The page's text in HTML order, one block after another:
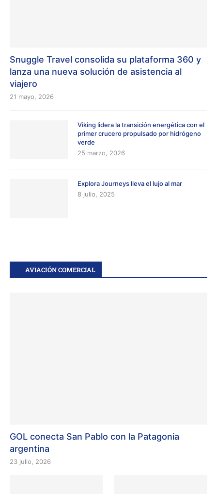
Snuggle Travel consolida su plataforma 360 y
lanza una nueva solución de asistencia al
viajero
21 mayo, 2026
Viking lidera la transición energética con el
primer crucero propulsado por hidrógeno
verde
25 marzo, 2026
Explora Journeys lleva el lujo al mar
8 julio, 2025
AVIACIÓN COMERCIAL
GOL conecta San Pablo con la Patagonia
argentina
23 julio, 2026